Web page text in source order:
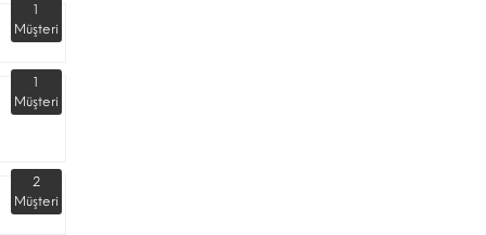
1
Müşteri
1
Müşteri
2
Müşteri